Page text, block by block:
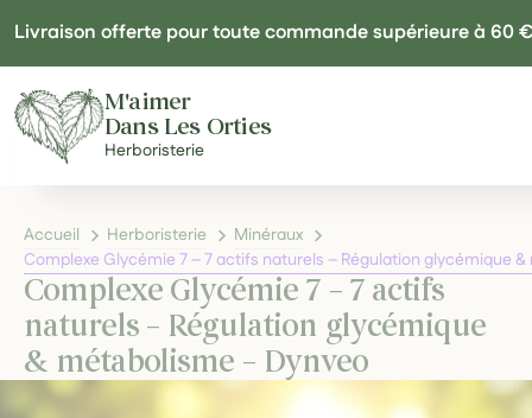
Livraison offerte pour toute commande supérieure à 60 €
M'aimer
Dans Les Orties
Herboristerie
Accueil Herboristerie
Minéraux
Complexe Glycémie 7 – 7 actifs naturels – Régulation glycémique
Complexe Glycémie 7 – 7 actifs
naturels – Régulation glycémique
& métabolisme – Dynveo